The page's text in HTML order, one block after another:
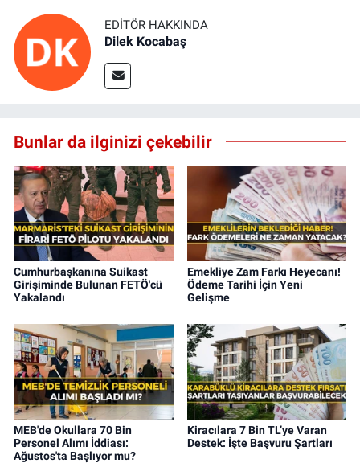
EDITÖR HAKKINDA
Dilek Kocabaş
Bunlar da ilginizi çekebilir
Cumhurbaşkanına Suikast
Girişiminde Bulunan FETÖ'cü
Yakalandı
Emekliye Zam Farkı Heyecanı!
Ödeme Tarihi İçin Yeni
Gelişme
MEB'de Okullara 70 Bin
Personel Alımı İddiası:
Ağustos'ta Başlıyor mu?
Kiracılara 7 Bin TL’ye Varan
Destek: İşte Başvuru Şartları